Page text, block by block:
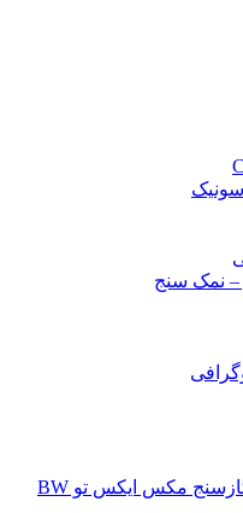
تعمیر و کالیبره دستگاه گازسنج مکس ایکس تو BW